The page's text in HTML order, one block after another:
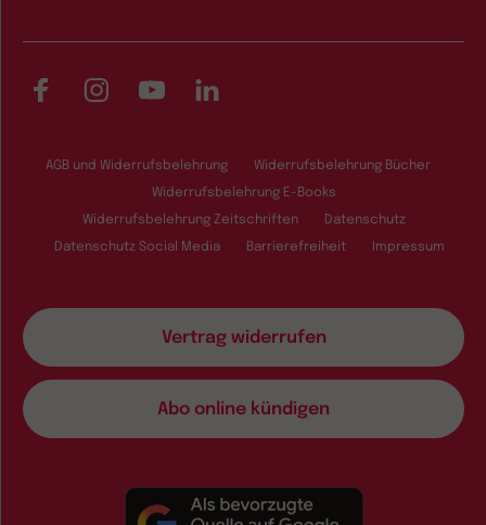
FacebookInstagramYouTubeLinkedIn
AGB und Widerrufsbelehrung Widerrufsbelehrung Bücher
Widerrufsbelehrung E-Books
Widerrufsbelehrung Zeitschriften Datenschutz
Datenschutz Social Media Barrierefreiheit Impressum
Vertrag widerrufen
Abo online kündigen